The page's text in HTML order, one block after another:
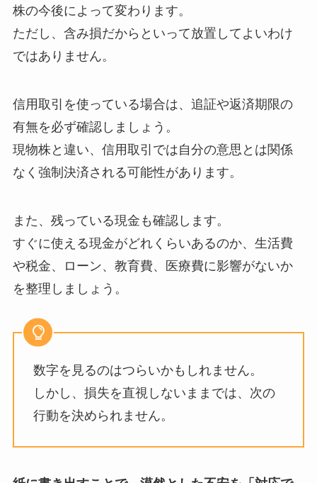
株の今後によって変わります。
ただし、含み損だからといって放置してよいわけ
ではありません。
信用取引を使っている場合は、追証や返済期限の
有無を必ず確認しましょう。
現物株と違い、信用取引では自分の意思とは関係
なく強制決済される可能性があります。
また、残っている現金も確認します。
すぐに使える現金がどれくらいあるのか、生活費
や税金、ローン、教育費、医療費に影響がないか
を整理しましょう。
数字を見るのはつらいかもしれません。
しかし、損失を直視しないままでは、次の
行動を決められません。